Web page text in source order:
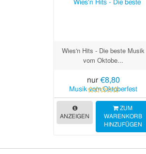
Wies'n Hits - Die beste Musik
vom Oktobe...
nur €8,80
ANZEIGEN
ZUM
WARENKORB
HINZUFÜGEN